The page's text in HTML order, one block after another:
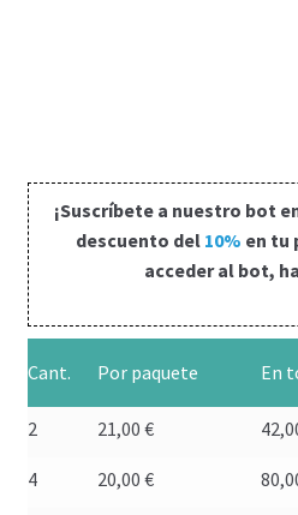
Impressum
Mi cuenta
Pago
Política de privacidad
Preguntas frecuentes
¡Suscríbete a nuestro bot
descuento del 10% en tu
acceder al bot,
Cant. Por paquete En
2 21,00 €
4
20,00 €